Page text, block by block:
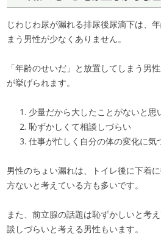
じわじわ尿が漏れる排尿後尿滴下は、
まう男性が少なくありません。
「年齢のせいだ」と放置してしまう男
が挙げられます。
少量だから大したことがないと思
恥ずかしくて相談しづらい
仕事が忙しく自分の体の変化に気
男性のちょい漏れは、トイレ後に下着
方ないと考えている方も多いです。
また、前立腺の話題は恥ずかしいと考
談しづらいと考える男性もいます。